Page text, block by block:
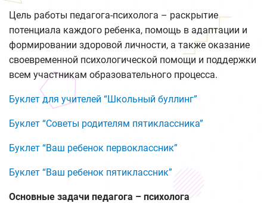
Цель работы педагога-психолога – раскрытие
потенциала каждого ребенка, помощь в адаптации и
формировании здоровой личности, а также оказание
своевременной психологической помощи и поддержки
всем участникам образовательного процесса.
Буклет для учителей “Школьный буллинг”
Буклет “Советы родителям пятиклассника”
Буклет “Ваш ребенок первоклассник”
Буклет “Ваш ребенок пятиклассник”
Основные задачи педагога – психолога